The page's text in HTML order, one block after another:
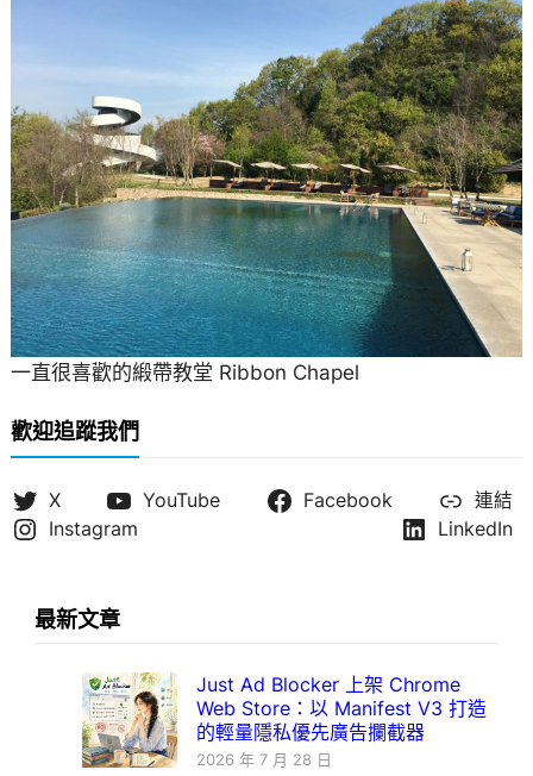
一直很喜歡的緞帶教堂 Ribbon Chapel
歡迎追蹤我們
X YouTube Facebook
連結
Instagram
LinkedIn
最新文章
Just Ad Blocker 上架 Chrome
Web Store：以 Manifest V3 打造
的輕量隱私優先廣告攔截器
2026 年 7 月 28 日